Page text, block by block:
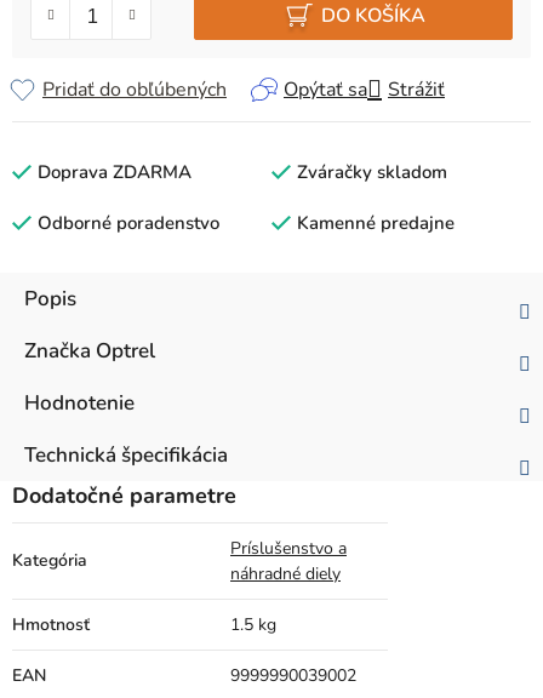
DO KOŠÍKA
Opýtať sa Strážiť
Pridať do obľúbených
Doprava ZDARMA Zváračky skladom
Odborné poradenstvo Kamenné predajne
Popis
Značka Optrel
Hodnotenie
Technická špecifikácia
Dodatočné parametre
Kategória
Príslušenstvo a
náhradné diely
Hmotnosť 1.5 kg
EAN 9999990039002